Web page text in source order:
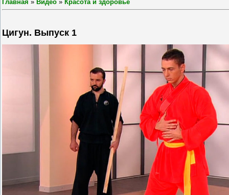
Главная » Видео » Красота и здоровье
Цигун. Выпуск 1